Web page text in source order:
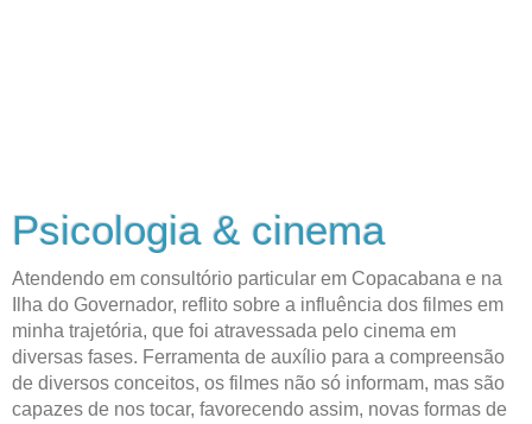
Psicologia & cinema
Atendendo em consultório particular em Copacabana e na
Ilha do Governador, reflito sobre a influência dos filmes em
minha trajetória, que foi atravessada pelo cinema em
diversas fases. Ferramenta de auxílio para a compreensão
de diversos conceitos, os filmes não só informam, mas são
capazes de nos tocar, favorecendo assim, novas formas de